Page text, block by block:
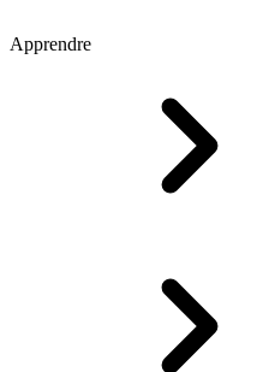
Apprendre